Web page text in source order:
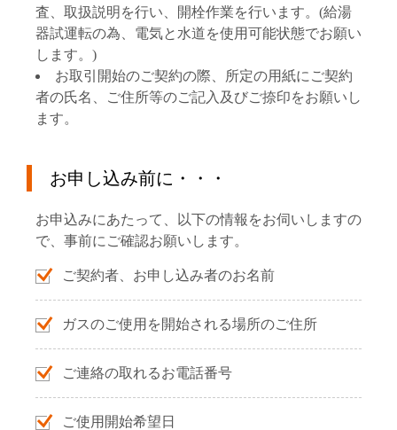
査、取扱説明を行い、開栓作業を行います。(給湯
器試運転の為、電気と水道を使用可能状態でお願い
します。)
お取引開始のご契約の際、所定の用紙にご契約
者の氏名、ご住所等のご記入及びご捺印をお願いし
ます。
お申し込み前に・・・
お申込みにあたって、以下の情報をお伺いしますの
で、事前にご確認お願いします。
ご契約者、お申し込み者のお名前
ガスのご使用を開始される場所のご住所
ご連絡の取れるお電話番号
ご使用開始希望日